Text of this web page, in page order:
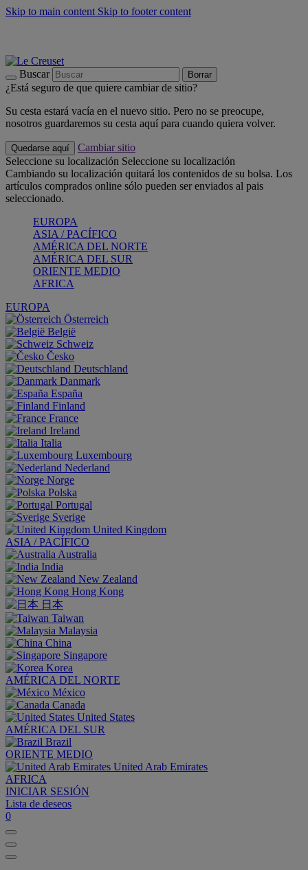
Skip to main content Skip to footer content
Buscar Borrar
¿Está seguro de que quiere cambiar de sitio?
Su cesta estará vacía en el nuevo sitio. Pero no se preocupe,
nosotros guardaremos su cesta aquí para cuando quiera volver.
Quedarse aquí
Cambiar sitio
Seleccione su localización Seleccione su localización
Cambiando su localización quitará los contenidos de su bolsa. Los
artículos comprados online sólo pueden ser enviados al pais
seleccionado.
EUROPA
ASIA / PACÍFICO
AMÉRICA DEL NORTE
AMÉRICA DEL SUR
ORIENTE MEDIO
AFRICA
EUROPA
Österreich
België
Schweiz
Česko
Deutschland
Danmark
España
Finland
France
Ireland
Italia
Luxembourg
Nederland
Norge
Polska
Portugal
Sverige
United Kingdom
ASIA / PACÍFICO
Australia
India
New Zealand
Hong Kong
日本
Taiwan
Malaysia
China
Singapore
Korea
AMÉRICA DEL NORTE
México
Canada
United States
AMÉRICA DEL SUR
Brazil
ORIENTE MEDIO
United Arab Emirates
AFRICA
INICIAR SESIÓN
Lista de deseos
0